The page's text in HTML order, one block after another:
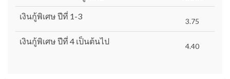
เงินกู้พิเศษ ปีที่ 1-3
3.75
เงินกู้พิเศษ ปีที่ 4 เป็นต้นไป
4.40